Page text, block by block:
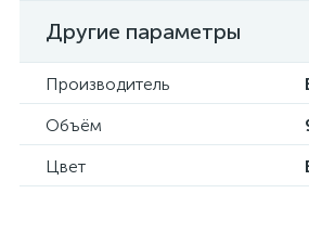
Другие параметры
Производитель
Объём
Цвет